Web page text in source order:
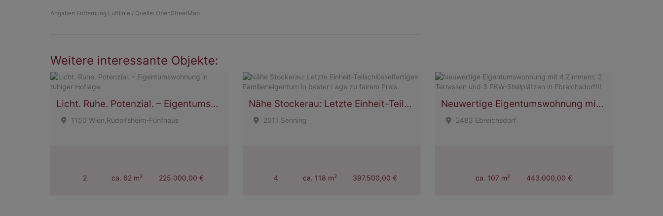
Angaben Entfernung Luftlinie / Quelle: OpenStreetMap
Weitere interessante Objekte:
Licht. Ruhe. Potenzial. – Eigentumswohnung in ruhiger Hoflage
1150 Wien,Rudolfsheim-Fünfhaus
2 ca. 62 m2 225.000,00 €
Nähe Stockerau: Letzte Einheit-Teilschlüsselfertiges Familieneigentum in bester Lage zu fairem Preis.
2011 Senning
4 ca. 118 m2 397.500,00 €
Neuwertige Eigentumswohnung mit 4 Zimmern, 2 Terrassen und 3 PKW-Stellplätzen in Ebreichsdorf!!!
2483 Ebreichsdorf
ca. 107 m2 443.000,00 €